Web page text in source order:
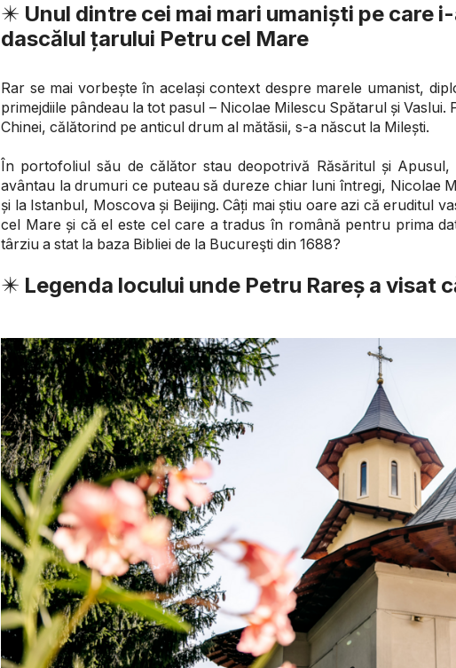
✴️ Unul dintre cei mai mari umaniști pe care
dascălul țarului Petru cel Mare
Rar se mai vorbește în același context despre marele umanist,
primejdiile pândeau la tot pasul – Nicolae Milescu Spătarul și
Chinei, călătorind pe anticul drum al mătăsii, s-a născut la Milești.
În portofoliul său de călător stau deopotrivă Răsăritul și
avântau la drumuri ce puteau să dureze chiar luni întregi, Nicolae
și la Istanbul, Moscova și Beijing. Câți mai știu oare azi că eruditul
cel Mare și că el este cel care a tradus în română pentru prima
târziu a stat la baza Bibliei de la Bucureşti din 1688?
✴️ Legenda locului unde Petru Rareș a visat